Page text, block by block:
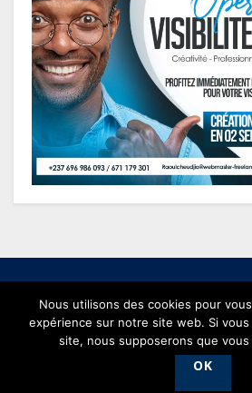
© 2021 conjonctureseconomiques.com -
Nous utilisons des cookies pour
expérience sur notre site web. Si
site, nous supposerons que
OK